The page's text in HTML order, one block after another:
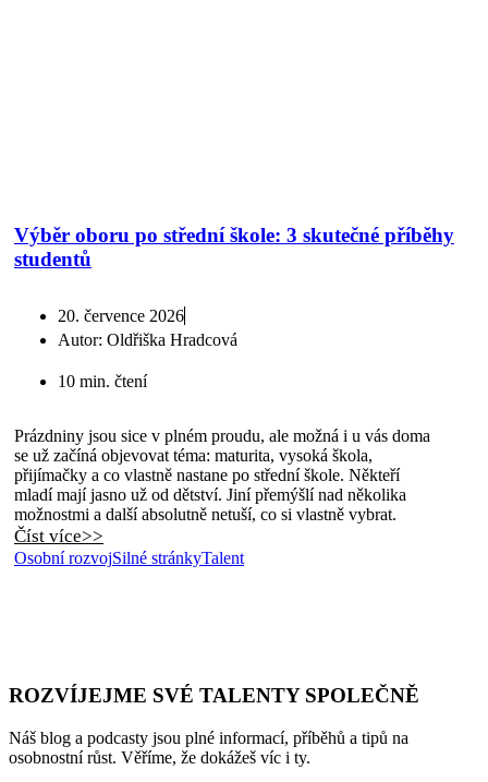
Výběr oboru po střední škole: 3 skutečné příběhy
studentů
20. července 2026
Autor: Oldřiška Hradcová
10 min. čtení
Prázdniny jsou sice v plném proudu, ale možná i u vás doma
se už začíná objevovat téma: maturita, vysoká škola,
přijímačky a co vlastně nastane po střední škole. Někteří
mladí mají jasno už od dětství. Jiní přemýšlí nad několika
možnostmi a další absolutně netuší, co si vlastně vybrat.
Číst více>>
Osobní rozvojSilné stránkyTalent
ROZVÍJEJME SVÉ TALENTY SPOLEČNĚ
Náš blog a podcasty jsou plné informací, příběhů a tipů na
osobnostní růst. Věříme, že dokážeš víc i ty.